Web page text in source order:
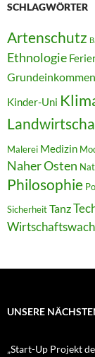
SCHLAGWÖRTER
Artenschutz
Ethnologie
Grundeinkommen
Kinder-Uni
Malerei Medizin
Naher Osten
Philosophie
SicherheitTanz
UNSERE
„Start-Up Projekt